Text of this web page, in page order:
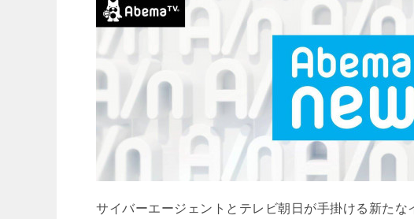
サイバーエージェントとテレビ朝日が手掛ける新た